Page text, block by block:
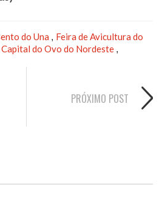
do Una , Feira de Avicultura do
Capital do Ovo do Nordeste ,
PRÓXIMO POST